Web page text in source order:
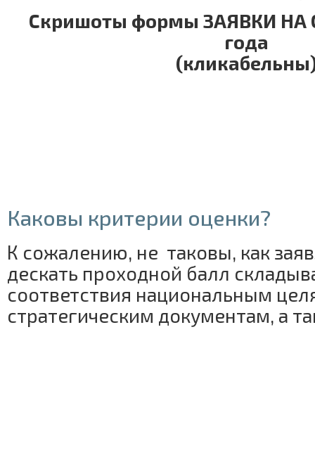
Скришоты формы ЗАЯВКИ НА
года
Каковы критерии оценки?
К сожалению, не таковы, как
дескать проходной балл
соответствия национальным
стратегическим документам, а